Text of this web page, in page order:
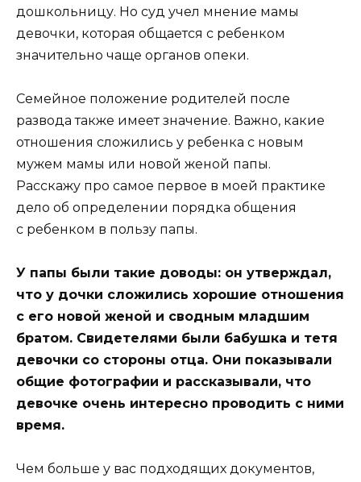
дошкольницу. Но суд учел мнение мамы
девочки, которая общается с ребенком
значительно чаще органов опеки.
Семейное положение родителей после
развода также имеет значение. Важно, какие
отношения сложились у ребенка с новым
мужем мамы или новой женой папы.
Расскажу про самое первое в моей практике
дело об определении порядка общения
с ребенком в пользу папы.
У папы были такие доводы: он утверждал,
что у дочки сложились хорошие отношения
с его новой женой и сводным младшим
братом. Свидетелями были бабушка и тетя
девочки со стороны отца. Они показывали
общие фотографии и рассказывали, что
девочке очень интересно проводить с ними
время.
Чем больше у вас подходящих документов,